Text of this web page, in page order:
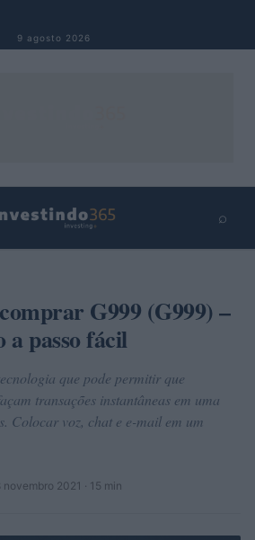
9 agosto 2026
⌕
G999 (G999) –
a passo fácil
que pode permitir que
transações instantâneas em uma
Colocar voz, chat e e-mail em um
novembro 2021 · 15 min